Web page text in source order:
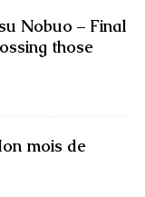
Nobuo – Final
those
mois de